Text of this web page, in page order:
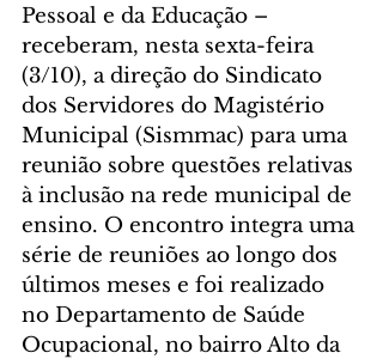
Pessoal e da Educação –
receberam, nesta sexta-feira
(3/10), a direção do Sindicato
dos Servidores do Magistério
Municipal (Sismmac) para uma
reunião sobre questões relativas
à inclusão na rede municipal de
ensino. O encontro integra uma
série de reuniões ao longo dos
últimos meses e foi realizado
no Departamento de Saúde
Ocupacional, no bairro Alto da